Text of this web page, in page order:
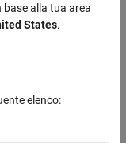
base alla tua area
States.
elenco: